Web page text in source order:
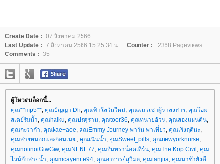
Create Date : 07 สิงหาคม 2566
Last Update : 7 สิงหาคม 2566 15:25:34 น. Counter :
2368 Pageviews.
Comments : 35
ผู้โหวตบล็อกนี้...
คุณ**mp5**, คุณปัญญา Dh, คุณฟ้าใสวันใหม่, คุณแมวเซาผู้น่าสงสาร, คุณโฮม
สเตย์ริมน้ำ, คุณhaiku, คุณปรศุราม, คุณtoor36, คุณทนายอ้วน, คุณสองแผ่นดิน,
คุณกะว่าก๋า, คุณkae+aoe, คุณEmmy Journey พากิน พาเที่ยว, คุณเริงฤดีนะ,
คุณสายหมอกและก้อนเมฆ, คุณเนินน้ำ, คุณSweet_pills, คุณnewyorknurse,
คุณnonnoiGiwGiw, คุณNENE77, คุณจันทราน็อคเทิร์น, คุณThe Kop Civil , คุณ
ไวน์กับสายน้ำ, คุณmcayenne94, คุณอาจารย์สุวิมล, คุณtanjira, คุณมาช้ายังดี